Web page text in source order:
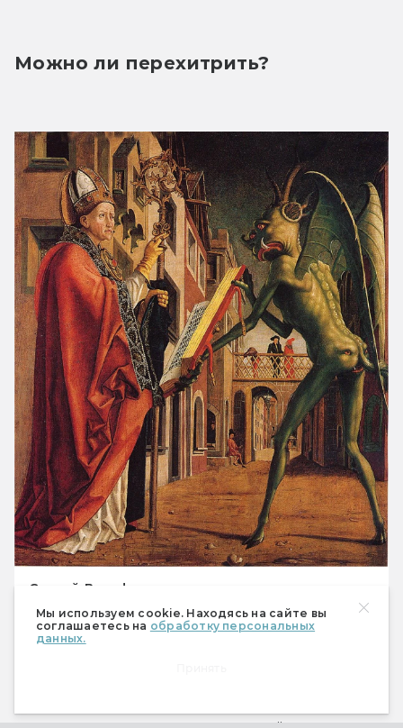
Мы используем cookie. Находясь на сайте вы
соглашаетесь на обработку персональных
данных.
Можно ли перехитрить?
Святой Вольфганг и дьявол